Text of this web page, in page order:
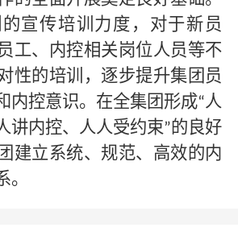
宣传培训力度，对于新员
工、内控相关岗位人员等不
性的培训，逐步提升集团员
内控意识。在全集团形成“人
讲内控、人人受约束”的良好
建立系统、规范、高效的内